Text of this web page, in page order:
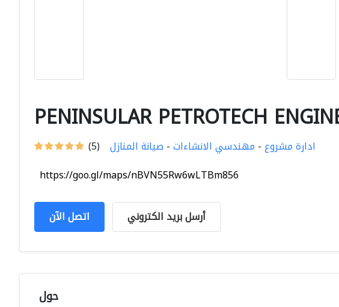
PENINSULAR PETROTECH
(5) ادارة مشروع- مهندسي الانشاءات- صيانة المنازل
https://goo.gl/maps/nBVN55Rw6wLTBm856
اتصل الآن أرسل بريد الكتروني
حول